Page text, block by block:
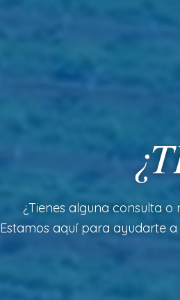
¿Tienes alguna consulta
Estamos aquí para ayudarte